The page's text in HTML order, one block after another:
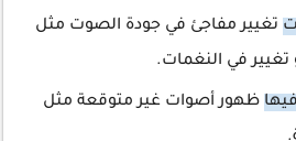
تغيير مفاجئ في جودة الصوت مثل
تغيير في النغمات.
ظهور أصوات غير متوقعة مثل